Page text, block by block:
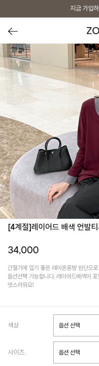
지금 가입
[4계절]레이어드 배색 언발
34,000
간절기에 입기 좋은 레이온혼방 원단으
옵션선택 가능합니다. 레이어드배색이
멋스러워요!
색상
사이즈